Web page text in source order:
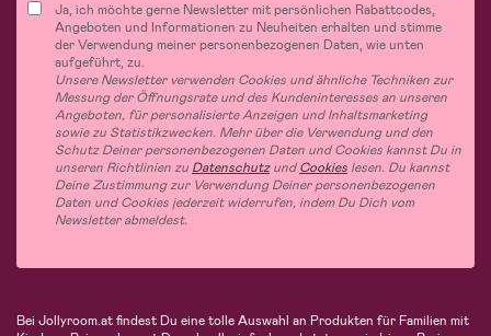
Ja, ich möchte gerne Newsletter mit persönlichen Rabattcodes,
Angeboten und Informationen zu Neuheiten erhalten und stimme
der Verwendung meiner personenbezogenen Daten, wie unten
aufgeführt, zu.
Unsere Newsletter verwenden Cookies und ähnliche Techniken zur
Messung der Öffnungsrate und des Kundeninteresses an unseren
Angeboten, für personalisierte Anzeigen und Inhaltsmarketing
sowie zu Statistikzwecken. Mehr über die Verwendung und den
Schutz Deiner personenbezogenen Daten und Cookies kannst Du in
unseren Richtlinien zu DatenschutzundCookies lesen. Du kannst
Deine Zustimmung zur Verwendung Deiner personenbezogenen
Daten und Cookies jederzeit widerrufen, indem Du Dich vom
Newsletter abmeldest.
Bei Jollyroom.at findest Du eine tolle Auswahl an Produkten für Familien mit